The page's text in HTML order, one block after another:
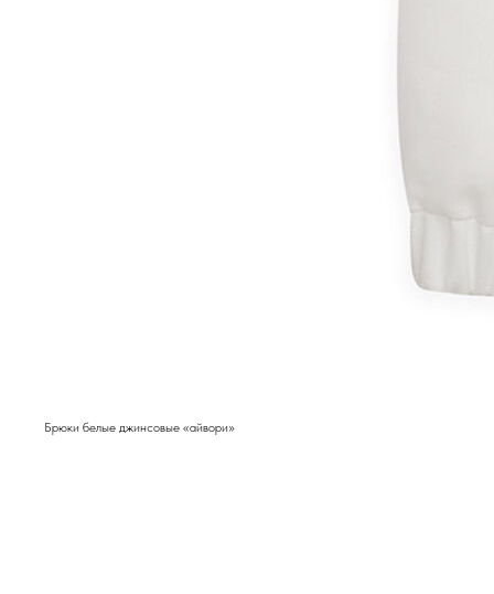
Брюки белые джинсовые «айвори»